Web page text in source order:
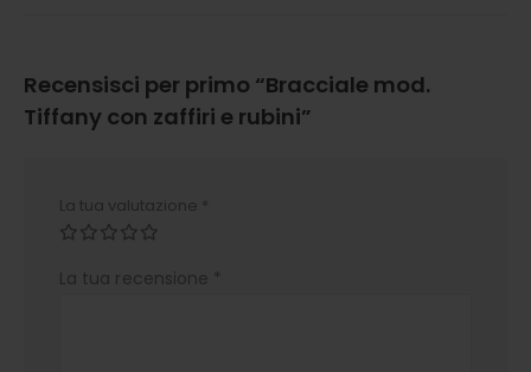
Recensisci per primo “Bracciale mod.
Tiffany con zaffiri e rubini”
La tua valutazione *
La tua recensione *